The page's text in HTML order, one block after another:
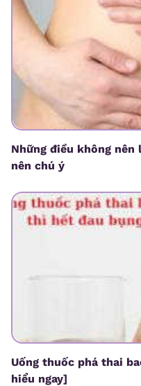
Những điều không
nên chú ý
Uống thuốc phá thai
hiểu ngay]